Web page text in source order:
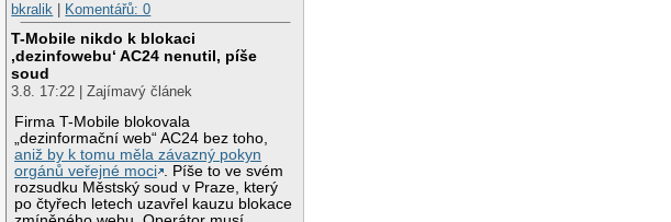
bkralik
Komentářů: 0
T-Mobile nikdo k blokaci
‚dezinfowebu‘ AC24 nenutil, píše
soud
3.8. 17:22 | Zajímavý článek
Firma T-Mobile blokovala
„dezinformační web“ AC24 bez toho,
aniž by k tomu měla závazný pokyn
orgánů veřejné moci . Píše to ve svém
rozsudku Městský soud v Praze, který
po čtyřech letech uzavřel kauzu blokace